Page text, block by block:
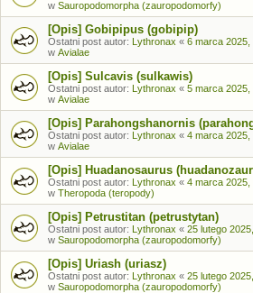
w Sauropodomorpha (zauropodomorfy)
[Opis] Gobipipus (gobipip)
Ostatni post autor: Lythronax « 6 marca 2025,
w Avialae
[Opis] Sulcavis (sulkawis)
Ostatni post autor: Lythronax « 5 marca 2025,
w Avialae
[Opis] Parahongshanornis
Ostatni post autor: Lythronax « 4 marca 2025,
w Avialae
[Opis] Huadanosaurus
Ostatni post autor: Lythronax « 4 marca 2025,
w Theropoda (teropody)
[Opis] Petrustitan (petrustytan)
Ostatni post autor: Lythronax « 25 lutego
w Sauropodomorpha (zauropodomorfy)
[Opis] Uriash (uriasz)
Ostatni post autor: Lythronax « 25 lutego
w Sauropodomorpha (zauropodomorfy)